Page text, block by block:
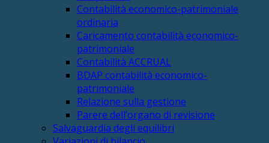
Contabilità economico-patrimoniale
ordinaria
Caricamento contabilità economico-
patrimoniale
Contabilità ACCRUAL
BDAP contabilità economico-
patrimoniale
Relazione sulla gestione
Parere dell’organo di revisione
Salvaguardia degli equilibri